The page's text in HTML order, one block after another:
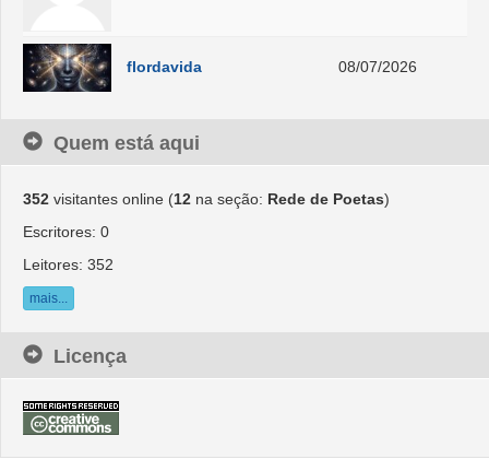
flordavida 08/07/2026
Quem está aqui
352 visitantes online (12 na seção: Rede de Poetas)
Escritores: 0
Leitores: 352
mais...
Licença